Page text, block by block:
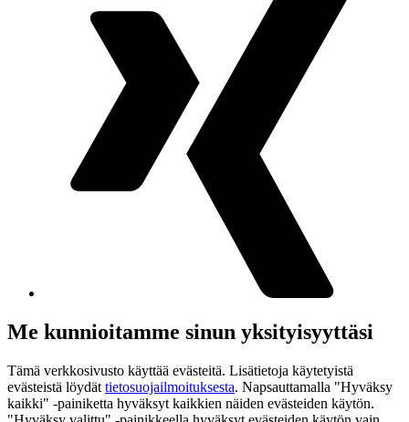
Me kunnioitamme sinun yksityisyyttäsi
Tämä verkkosivusto käyttää evästeitä. Lisätietoja käytetyistä
evästeistä löydät tietosuojailmoituksesta. Napsauttamalla "Hyväksy
kaikki" -painiketta hyväksyt kaikkien näiden evästeiden käytön.